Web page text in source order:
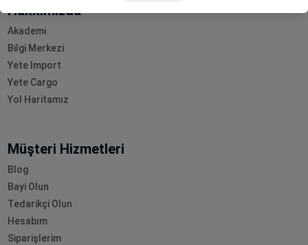
Hakkımızda
Akademi
Bilgi Merkezi
Yete Import
Yete Cargo
Yol Haritamız
Müşteri Hizmetleri
Blog
Bayi Olun
Tedarikçi Olun
Hesabım
Siparişlerim